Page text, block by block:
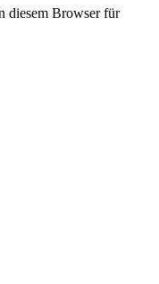
diesem Browser für